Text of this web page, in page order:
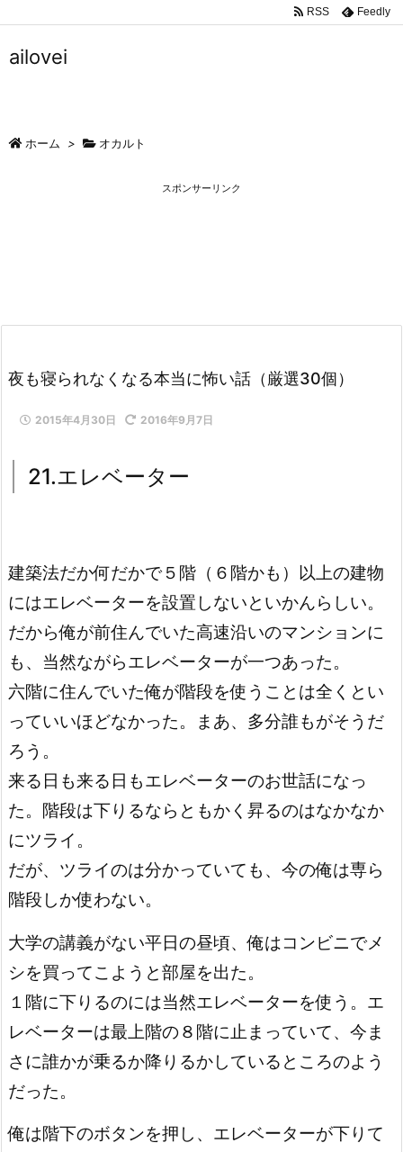
RSS Feedly
ailovei
ホーム > オカルト
スポンサーリンク
夜も寝られなくなる本当に怖い話（厳選30個）
2015年4月30日 2016年9月7日
21.エレベーター
建築法だか何だかで５階（６階かも）以上の建物
にはエレベーターを設置しないと いかんらしい。
だから俺が前住んでいた高速沿いのマンションに
も、当然ながらエレベーターが一つあった。
六階に住んでいた俺が階段を使うことは全くとい
っていいほどなかった。まあ、多分誰もがそうだ
ろう。
来る日も来る日もエレベーターのお世話になっ
た。階段は下りるならともかく昇るのはなかなか
にツライ。
だが、ツライのは分かっていても、今の俺は専ら
階段しか使わない。
大学の講義がない平日の昼頃、俺はコンビニでメ
シを買ってこようと部屋を出た。
１階に下りるのには当然エレベーターを使う。エ
レベーターは最上階の８階に止まっていて、 今ま
さに誰かが乗るか降りるかしているところのよう
だった。
俺は階下のボタンを押し、エレベーターが下りて